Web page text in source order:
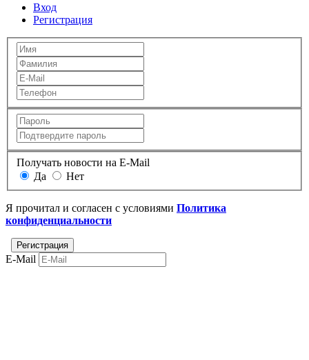
Вход
Регистрация
Получать новости на E-Mail
Да
Нет
Я прочитал и согласен с условиями Политика
конфиденциальности
E-Mail